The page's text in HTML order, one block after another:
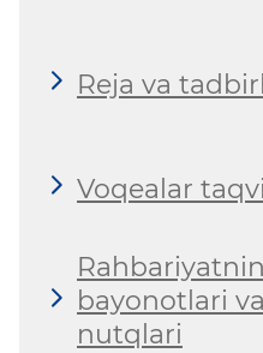
Reja va
Voqealar
bayonotlari va
nutqlari